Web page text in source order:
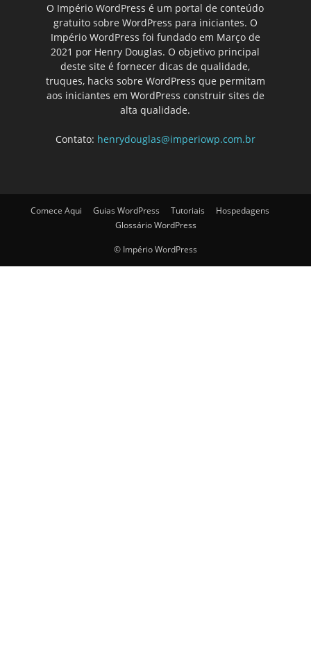
O Império WordPress é um portal de conteúdo
gratuito sobre WordPress para iniciantes. O
Império WordPress foi fundado em Março de
2021 por Henry Douglas. O objetivo principal
deste site é fornecer dicas de qualidade,
truques, hacks sobre WordPress que permitam
aos iniciantes em WordPress construir sites de
alta qualidade.
Contato: henrydouglas@imperiowp.com.br
Comece Aqui Guias WordPress Tutoriais
Hospedagens
Glossário WordPress
© Império WordPress